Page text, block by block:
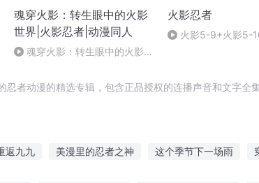
魂穿火影：转生眼中的火影
世界|火影忍者|动漫同人
魂穿火影：转生眼中的火影世
火影忍者
火影5-9+火影5-
忍者动漫的精选专辑，包含正品授权的连播声音和文字全
返九九 美漫里的忍者之神 这个季节下一场雨